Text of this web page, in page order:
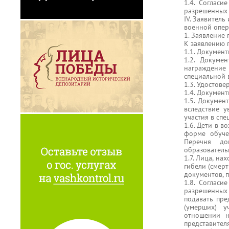
1.4.
разрешенных
IV.
военной
1. Заявление
К заявлению
1.1.
1.2.
специальной
1.3.
1.4.
1.5.
вследствие
участия в
1.6. Дети в
форме
Перечня
1.7. Лица,
гибели
документов,
1.8.
подавать
(умерших)
отношении